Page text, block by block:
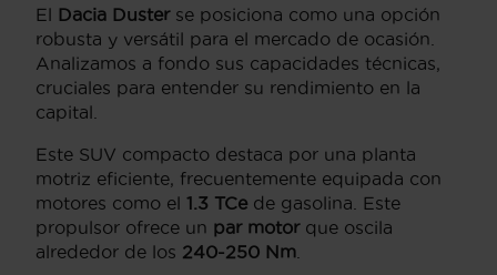
El Dacia Dusterse posiciona como una opción
robusta y versátil para el mercado de ocasión.
Analizamos a fondo sus capacidades técnicas,
cruciales para entender su rendimiento en la
capital.
Este SUV compacto destaca por una planta
motriz eficiente, frecuentemente equipada con
motores como el 1.3 TCe de gasolina. Este
propulsor ofrece un par motorque oscila
alrededor de los 240-250 Nm